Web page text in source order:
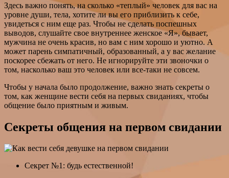
Здесь важно понять, на сколько «теплый» человек для вас на
уровне души, тела, хотите ли вы его приблизить к себе,
увидеться с ним еще раз. Чтобы не сделать поспешных
выводов, слушайте свое внутреннее женское «Я», бывает,
мужчина не очень красив, но вам с ним хорошо и уютно. А
может парень симпатичный, образованный, а у вас желание
поскорее сбежать от него. Не игнорируйте эти звоночки о
том, насколько ваш это человек или все-таки не совсем.
Чтобы у начала было продолжение, важно знать секреты о
том, как женщине вести себя на первых свиданиях, чтобы
общение было приятным и живым.
Секреты общения на первом свидании
Секрет №1: будь естественной!